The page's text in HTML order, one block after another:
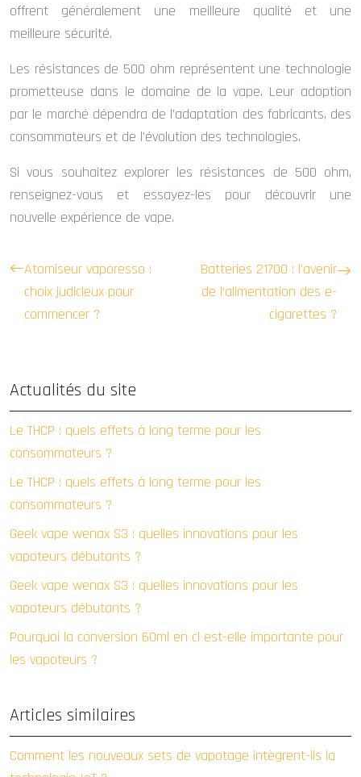
offrent généralement une meilleure qualité et une
meilleure sécurité.
Les résistances de 500 ohm représentent une technologie
prometteuse dans le domaine de la vape. Leur adoption
par le marché dépendra de l’adaptation des fabricants, des
consommateurs et de l’évolution des technologies.
Si vous souhaitez explorer les résistances de 500 ohm,
renseignez-vous et essayez-les pour découvrir une
nouvelle expérience de vape.
Atomiseur vaporesso :
choix judicieux pour
commencer ?
Batteries 21700 : l’avenir
de l’alimentation des e-
cigarettes ?
Actualités du site
Le THCP : quels effets à long terme pour les
consommateurs ?
Le THCP : quels effets à long terme pour les
consommateurs ?
Geek vape wenax S3 : quelles innovations pour les
vapoteurs débutants ?
Geek vape wenax S3 : quelles innovations pour les
vapoteurs débutants ?
Pourquoi la conversion 60ml en cl est-elle importante pour
les vapoteurs ?
Articles similaires
Comment les nouveaux sets de vapotage intègrent-ils la